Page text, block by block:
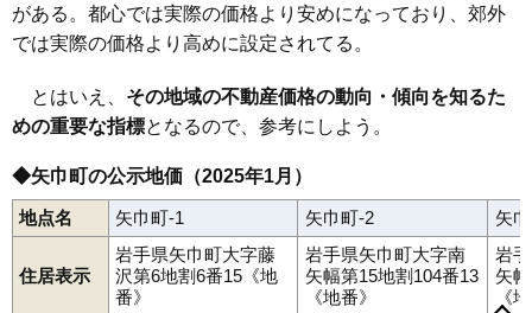
がある。都心では実際の価格より安めになっており、郊外
では実際の価格より高めに設定されてる。
とはいえ、 その地域の不動産価格の動向・傾向を知るた
めの重要な指標となるので、参考にしよう。
◆矢巾町の公示地価（2025年1月）
地点名 矢巾町-1 矢巾町-2 矢
住居表示
岩手県矢巾町大字藤
沢第6地割6番15《地
番》
岩手県矢巾町大字南
矢幅第15地割104番13
《地番》
岩
矢
《